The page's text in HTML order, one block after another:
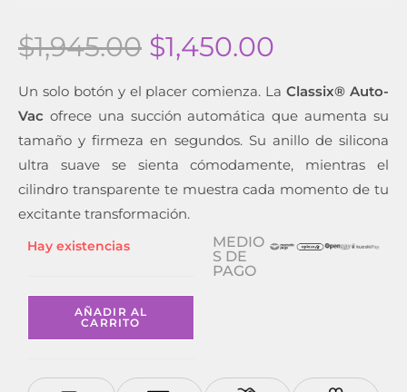
$1,945.00 $1,450.00
Un solo botón y el placer comienza. LaClassix® Auto-
Vac ofrece una succión automática que aumenta su
tamaño y firmeza en segundos. Su anillo de silicona
ultra suave se sienta cómodamente, mientras el
cilindro transparente te muestra cada momento de tu
excitante transformación.
Hay existencias
AÑADIR AL
CARRITO
MEDIO
S DE
PAGO